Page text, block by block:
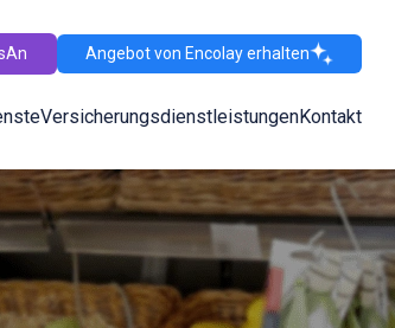
Angebot von Encolay erhalten
VersicherungsdienstleistungenKontakt